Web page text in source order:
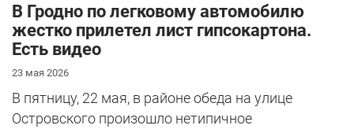
В Гродно по легковому автомобилю
жестко прилетел лист гипсокартона.
Есть видео
23 мая 2026
В пятницу, 22 мая, в районе обеда на улице
Островского произошло нетипичное